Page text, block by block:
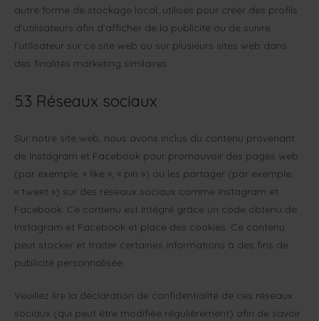
autre forme de stockage local, utilisés pour créer des profils
d’utilisateurs afin d’afficher de la publicité ou de suivre
l’utilisateur sur ce site web ou sur plusieurs sites web dans
des finalités marketing similaires.
5.3 Réseaux sociaux
Sur notre site web, nous avons inclus du contenu provenant
de Instagram et Facebook pour promouvoir des pages web
(par exemple, « like », « pin ») ou les partager (par exemple,
« tweet ») sur des réseaux sociaux comme Instagram et
Facebook. Ce contenu est intégré grâce un code obtenu de
Instagram et Facebook et place des cookies. Ce contenu
peut stocker et traiter certaines informations à des fins de
publicité personnalisée.
Veuillez lire la déclaration de confidentialité de ces réseaux
sociaux (qui peut être modifiée régulièrement) afin de savoir